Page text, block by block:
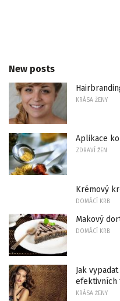
New posts
KRÁSA ŽENY
Aplikace
ZDRAVÍ ŽEN
Krémový
DOMÁCÍ KRB
Makový
DOMÁCÍ KRB
Jak
efektivních
KRÁSA ŽENY